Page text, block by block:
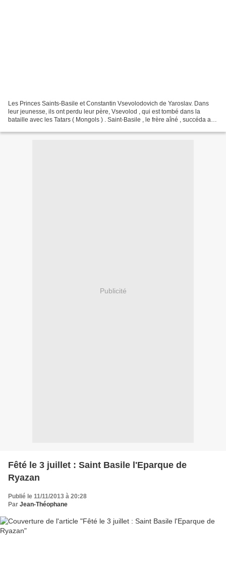
Les Princes Saints-Basile et Constantin Vsevolodovich de Yaroslav. Dans
leur jeunesse, ils ont perdu leur père, Vsevolod , qui est tombé dans la
bataille avec les Tatars ( Mongols ) . Saint-Basile , le frère aîné , succéda au
Publicité
Fêté le 3 juillet : Saint Basile l'Eparque de
Ryazan
Publié le 11/11/2013 à 20:28
Par Jean-Théophane